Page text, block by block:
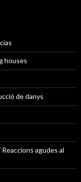
houses
de danys
agudes al